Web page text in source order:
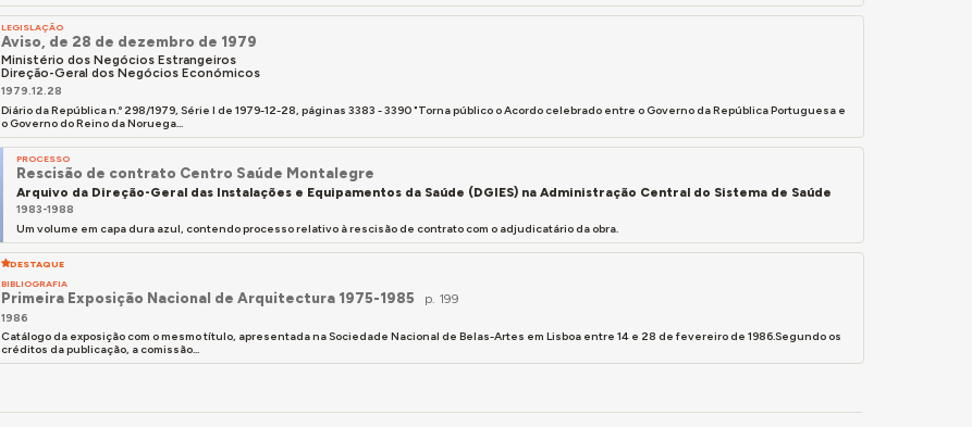
LEGISLAÇÃO
Aviso, de 28 de dezembro de 1979
Ministério dos Negócios Estrangeiros
Direção-Geral dos Negócios Económicos
1979.12.28
Diário da República n.º 298/1979, Série I de 1979-12-28, páginas 3383 - 3390 "Torna público o Acordo celebrado entre o Governo da República Portuguesa e
o Governo do Reino da Noruega...
PROCESSO
Rescisão de contrato Centro Saúde Montalegre
Arquivo da Direção-Geral das Instalações e Equipamentos da Saúde (DGIES) na Administração Central do Sistema de Saúde
1983-1988
Um volume em capa dura azul, contendo processo relativo à rescisão de contrato com o adjudicatário da obra.
DESTAQUE
BIBLIOGRAFIA
Primeira Exposição Nacional de Arquitectura 1975-1985 p. 199
1986
Catálogo da exposição com o mesmo título, apresentada na Sociedade Nacional de Belas-Artes em Lisboa entre 14 e 28 de fevereiro de 1986.Segundo os
créditos da publicação, a comissão...